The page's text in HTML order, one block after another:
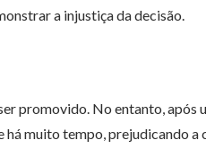
a injustiça da decisão.
promovido. No entanto, após
há muito tempo, prejudicando a